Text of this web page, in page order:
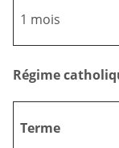
1 mois
Régime
Terme